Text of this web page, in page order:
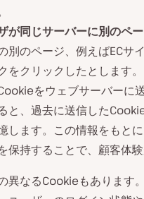
が同じサーバーに別のペ
別のページ、例えばECサ
をクリックしたとします
をウェブサーバーに
と、過去に送信した
します。この情報をもと
保持することで、顧客体験
異なるCookieもあります